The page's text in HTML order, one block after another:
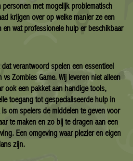
personen met mogelijk problematisch
krijgen over op welke manier ze een
wat professionele hulp er beschikbaar
verantwoord spelen een essentieel
Zombies Game. Wij leveren niet alleen
ook een pakket aan handige tools,
toegang tot gespecialiseerde hulp in
om spelers de middelen te geven voor
te maken en zo bij te dragen aan een
Een omgeving waar plezier en eigen
zijn.